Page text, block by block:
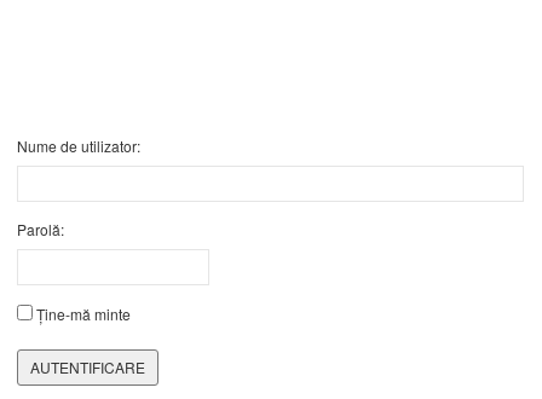
Nume de utilizator:
Parolă:
Ține-mă minte
AUTENTIFICARE